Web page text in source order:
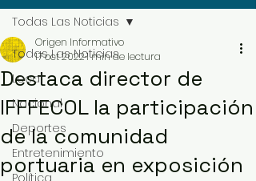
Todas Las Noticias
Local
Nacional
Deportes
Entretenimiento
Política
Todas Las Noticias
Destaca director de
IFFFECOL la participación
de la comunidad
portuaria en exposición
Origen Informativo
17 oct 20221 min de lectura